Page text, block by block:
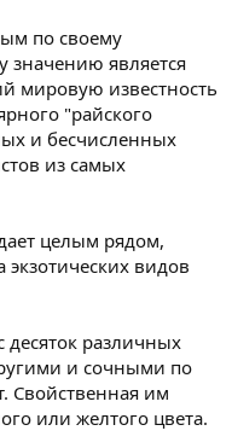
по своему
значению является
мировую известность
"райского
и бесчисленных
из самых
целым рядом,
видов
десяток различных
и сочными по
Свойственная им
или желтого цвета.